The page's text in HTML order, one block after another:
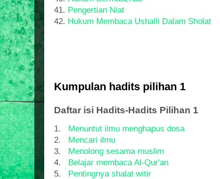
41. Pengertian Niat
42. Hukum Membaca Ushalli Dalam Sholat
Kumpulan hadits pilihan 1
Daftar isi Hadits-Hadits Pilihan 1
1. Menuntut ilmu menghapus dosa
2. Mencari ilmu
3. Menolong sesama muslim
4. Belajar membaca Al-Qur'an
5. Pentingnya shalat witir